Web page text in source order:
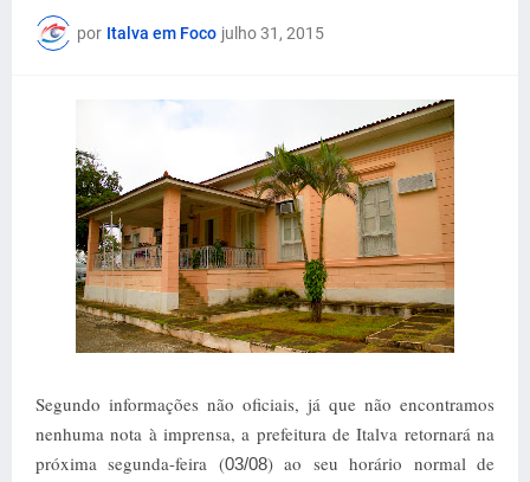
por Italva em Foco julho 31, 2015
Segundo informações não oficiais, já que não encontramos
nenhuma nota à imprensa, a prefeitura de Italva retornará na
próxima segunda-feira (03/08) ao seu horário normal de